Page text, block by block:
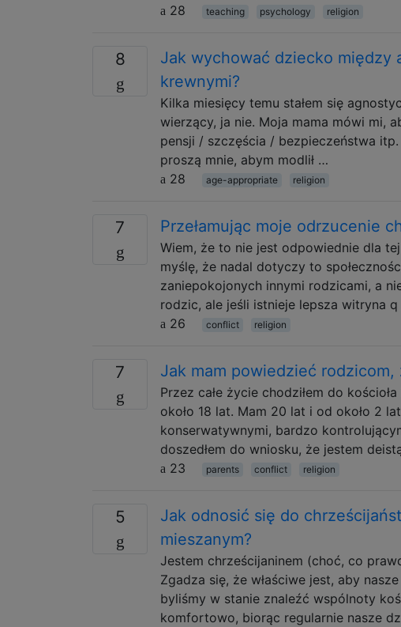
28
teaching psychology religion
8
Jak wychować dziecko między
krewnymi?
Kilka miesięcy temu stałem się
wierzący, ja nie. Moja mama mówi mi,
pensji / szczęścia / bezpieczeństwa
proszą mnie, abym modlił …
28
age-appropriate religion
7 Przełamując moje odrzucenie
Wiem, że to nie jest odpowiednie dla
myślę, że nadal dotyczy to
zaniepokojonych innymi rodzicami, a
rodzic, ale jeśli istnieje lepsza witryna
26
conflict religion
7 Jak mam powiedzieć
Przez całe życie chodziłem do
około 18 lat. Mam 20 lat i od około 2
konserwatywnymi, bardzo
doszedłem do wniosku, że jestem
23
parents conflict religion
5
Jak odnosić się do
mieszanym?
Jestem chrześcijaninem (choć, co
Zgadza się, że właściwe jest, aby
byliśmy w stanie znaleźć wspólnoty
komfortowo, biorąc regularnie nasze